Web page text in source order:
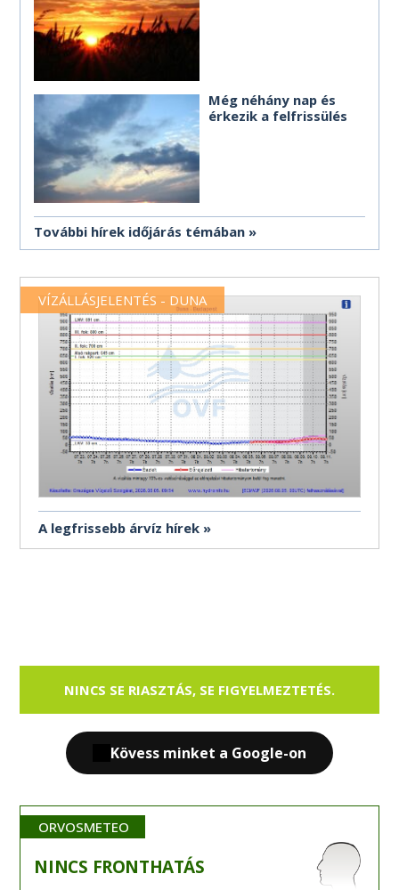
Még néhány nap és
érkezik a felfrissülés
További hírek időjárás témában
VÍZÁLLÁSJELENTÉS - DUNA
A legfrissebb árvíz hírek
NINCS SE RIASZTÁS, SE FIGYELMEZTETÉS.
Kövess minket a Google-on
ORVOSMETEO
NINCS FRONTHATÁS